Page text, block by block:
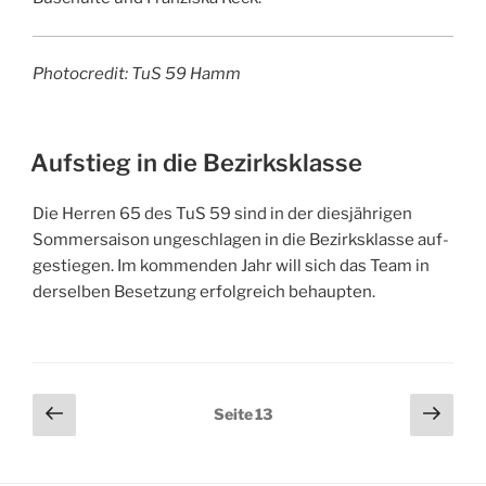
Pho­to­credit: TuS 59 Hamm
VERÖFFENTLICHT
AM
Aufstieg in die Bezirksklasse
Die Her­ren 65 des TuS 59 sind in der dies­jäh­ri­gen
Som­mer­sai­son unge­schla­gen in die Bezirks­klas­se auf­
ge­stie­gen. Im kom­men­den Jahr will sich das Team in
der­sel­ben Beset­zung erfolg­reich behaupten.
Seitennummerierung
der
Vorherige
Seite
Seite13